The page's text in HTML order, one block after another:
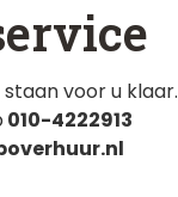
voor u klaar.
010-4222913